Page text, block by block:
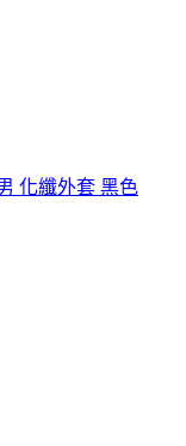
化纖外套 黑色